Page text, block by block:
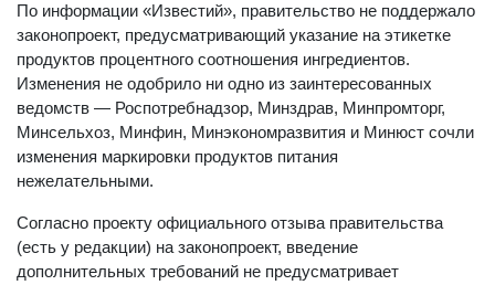
По информации «Известий», правительство не поддержало
законопроект, предусматривающий указание на этикетке
продуктов процентного соотношения ингредиентов.
Изменения не одобрило ни одно из заинтересованных
ведомств — Роспотребнадзор, Минздрав, Минпромторг,
Минсельхоз, Минфин, Минэкономразвития и Минюст сочли
изменения маркировки продуктов питания
нежелательными.
Согласно проекту официального отзыва правительства
(есть у редакции) на законопроект, введение
дополнительных требований не предусматривает